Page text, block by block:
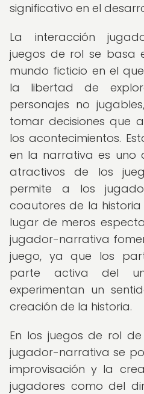
significativo en el
La interacción
juegos de rol se basa
mundo ficticio en el
la libertad de
personajes no
tomar decisiones que
los acontecimientos.
en la narrativa es uno
atractivos de los
permite a los
coautores de la
lugar de meros
jugador-narrativa
juego, ya que los
parte activa del
experimentan un
creación de la historia.
En los juegos de rol
jugador-narrativa se
improvisación y la
jugadores como del